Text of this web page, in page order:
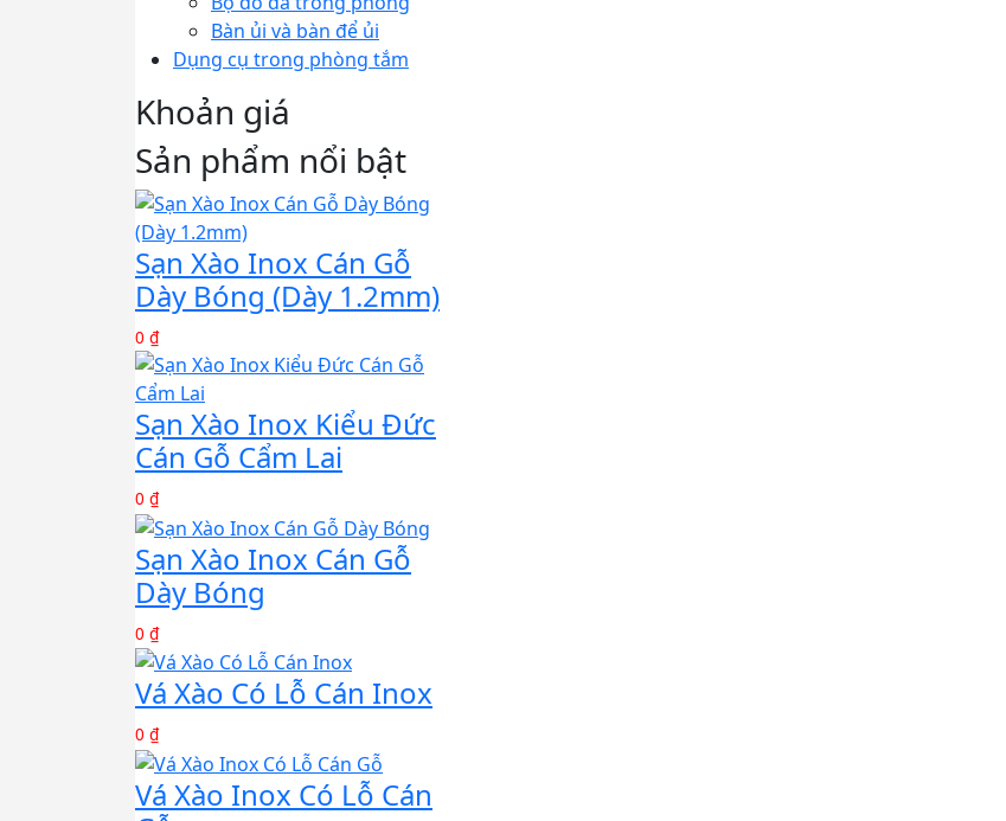
Bàn ủi và bàn để ủi
Dụng cụ trong phòng tắm
Khoản giá
Sản phẩm nổi bật
Sạn Xào Inox Cán Gỗ
Dày Bóng (Dày 1.2mm)
0 ₫
Sạn Xào Inox Kiểu Đức
Cán Gỗ Cẩm Lai
0 ₫
Sạn Xào Inox Cán Gỗ
Dày Bóng
0 ₫
Vá Xào Có Lỗ Cán Inox
0 ₫
Vá Xào Inox Có Lỗ Cán